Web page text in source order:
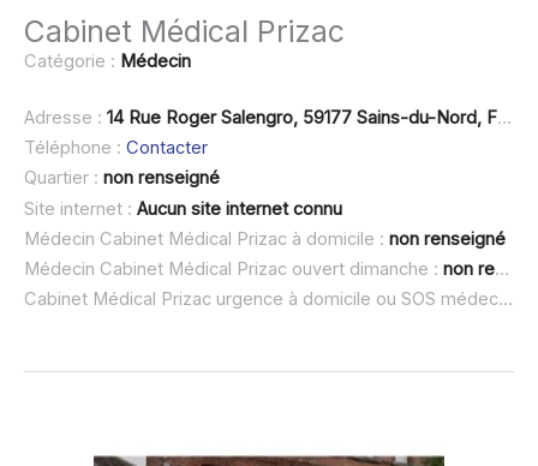
Cabinet Médical Prizac
Catégorie : Médecin
Adresse : 14 Rue Roger Salengro, 59177 Sains-du-Nord, France
Téléphone : Contacter
Quartier : non renseigné
Site internet : Aucun site internet connu
Médecin Cabinet Médical Prizac à domicile : non renseigné
Médecin Cabinet Médical Prizac ouvert dimanche : non renseigné
Cabinet Médical Prizac urgence à domicile ou SOS médecin :